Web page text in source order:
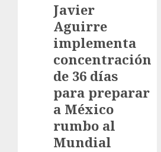
Javier
Aguirre
implementa
concentración
de 36 días
para preparar
a México
rumbo al
Mundial